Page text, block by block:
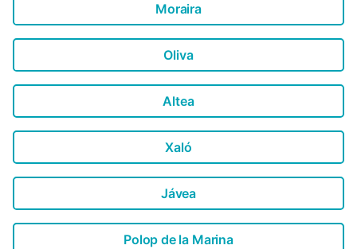
Moraira
Oliva
Altea
Xaló
Jávea
Polop de la Marina